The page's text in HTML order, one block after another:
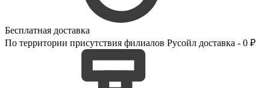
Бесплатная доставка
По территории присутствия филиалов Русойл доставка - 0 ₽